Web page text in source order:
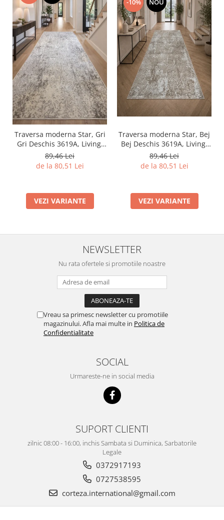
Traversa moderna Star, Gri
Gri Deschis 3619A, Living,
Dormitor, Hol, 80 x 250 cm
89,46 Lei
de la 80,51 Lei
VEZI VARIANTE
-10% NOU
Traversa moderna Star, Bej
Bej Deschis 3619A, Living,
Dormitor, Hol, 80 x 250 cm
89,46 Lei
de la 80,51 Lei
VEZI VARIANTE
NEWSLETTER
Nu rata ofertele si promotiile noastre
Vreau sa primesc newsletter cu promotiile
magazinului. Afla mai multe in Politica de
Confidentialitate
SOCIAL
Urmareste-ne in social media
SUPORT CLIENTI
zilnic 08:00 - 16:00, inchis Sambata si Duminica, Sarbatorile
Legale
0372917193
0727538595
corteza.international@gmail.com